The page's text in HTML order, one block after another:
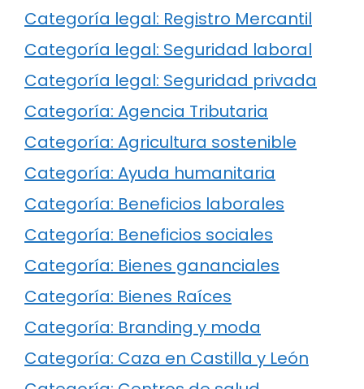
Categoría legal: Registro Mercantil
Categoría legal: Seguridad laboral
Categoría legal: Seguridad privada
Categoría: Agencia Tributaria
Categoría: Agricultura sostenible
Categoría: Ayuda humanitaria
Categoría: Beneficios laborales
Categoría: Beneficios sociales
Categoría: Bienes gananciales
Categoría: Bienes Raíces
Categoría: Branding y moda
Categoría: Caza en Castilla y León